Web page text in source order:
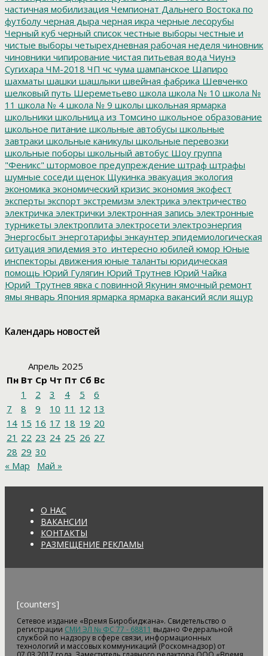
частичная мобилизация Чемпионат Дальнего Востока по
футболу черная дыра черная икра черные лесорубы
Черный куб черный список честные выборы честные и
чистые выборы четырехдневная рабочая неделя чиновник
чиновники чипирование чистая питьевая вода Чиунэ
Сугихара ЧМ-2018 ЧП чс чума шампанское Шапиро
шахматы шашки шашлыки швейная фабрика Шевченко
шелковый путь Шереметьево школа школа № 10 школа №
11 школа № 4 школа № 9 школы школьная ярмарка
школьники школьница из Томсино школьное образование
школьное питание школьные автобусы школьные
завтраки школьные каникулы школьные перевозки
школьные поборы школьный автобус Шоу группа
"Феникс" штормовое предупреждение штраф штрафы
шумные соседи щенок Щукинка эвакуация экология
экономика экономический кризис экономия экофест
эксперты экспорт экстремизм электрика электричество
электричка электрички электронная запись электронные
турникеты электроплита электросети электроэнергия
Энергосбыт энерготарифы энкаунтер эпидемиологическая
ситуация эпидемия это_интересно юбилей юмор Юные
инспекторы движения юные таланты юридическая
помощь Юрий Гулягин Юрий Трутнев Юрий Чайка
Юрий_Трутнев явка с повинной Якунин ямочный ремонт
ямы январь Япония ярмарка ярмарка вакансий ясли ящур
Календарь новостей
Апрель 2025
Пн Вт Ср Чт Пт Сб Вс
1
2 3 4 5
6
7
8 9 10 11 12 13
14 15 16 17 18 19 20
21 22 23 24 25 26 27
28 29 30
« Мар
Май »
О НАС
ВАКАНСИИ
КОНТАКТЫ
РАЗМЕЩЕНИЕ РЕКЛАМЫ
[counters]
Сетевое издание «Время Биробиджана». Свидетельство о
регистрации СМИ ЭЛ № ФС 77 - 68811 выдано Федеральной
службой по надзору в сфере связи, информационных
технологий и массовых коммуникаций (Роскомнадзор) от